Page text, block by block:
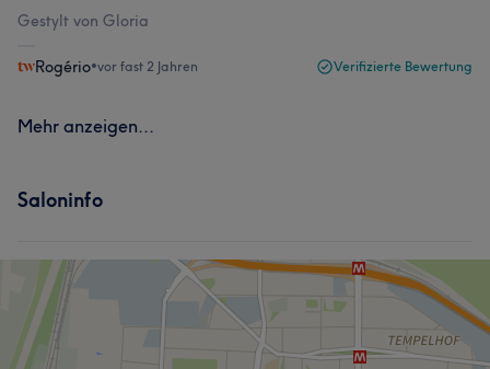
Gestylt von Gloria
Rogério•vor fast 2 Jahren Verifizierte Bewertung
Mehr anzeigen...
Saloninfo